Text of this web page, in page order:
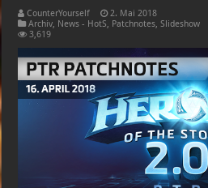
CounterYourself
2. Mai 2018
Archiv, News - HotS, Patchnotes,Slideshow
3,619